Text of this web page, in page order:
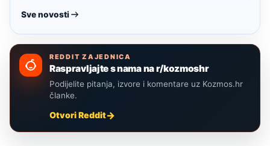
Sve novosti
REDDIT ZAJEDNICA
Raspravljajte s nama na r/kozmoshr
Podijelite pitanja, izvore i komentare uz Kozmos.hr
članke.
Otvori Reddit